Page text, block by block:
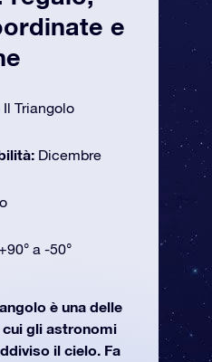
e
Il Triangolo
Dicembre
a -50°
è una delle
cui gli astronomi
il cielo. Fa